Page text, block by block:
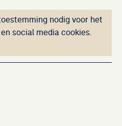
Deze inhoud kan
nodig voor het
social media cookies.